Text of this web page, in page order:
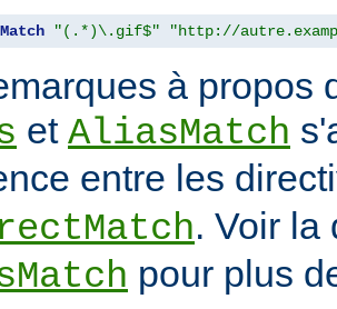
"(.*)\.gif$" "http://
à propos
et AliasMatch
entre les
. Voir la
pour plus